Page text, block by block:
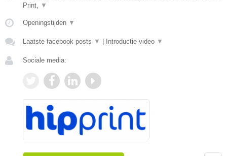
Print,
▼
Openingstijden ▼
Laatste facebook posts ▼ | Introductie video ▼
Sociale media: